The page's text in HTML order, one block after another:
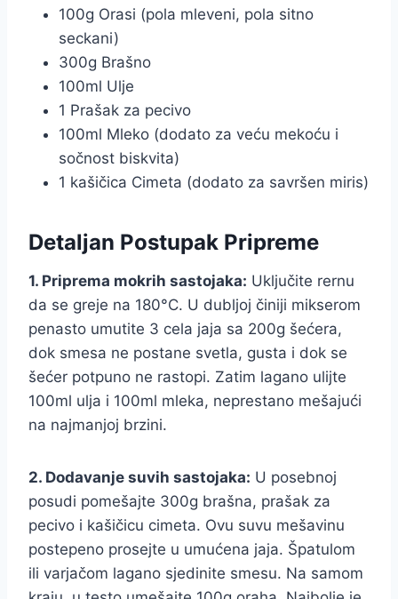
100g Orasi (pola mleveni, pola sitno
seckani)
300g Brašno
100ml Ulje
1 Prašak za pecivo
100ml Mleko (dodato za veću mekoću i
sočnost biskvita)
1 kašičica Cimeta (dodato za savršen miris)
Detaljan Postupak Pripreme
1. Priprema mokrih sastojaka: Uključite rernu
da se greje na 180°C. U dubljoj činiji mikserom
penasto umutite 3 cela jaja sa 200g šećera,
dok smesa ne postane svetla, gusta i dok se
šećer potpuno ne rastopi. Zatim lagano ulijte
100ml ulja i 100ml mleka, neprestano mešajući
na najmanjoj brzini.
2. Dodavanje suvih sastojaka: U posebnoj
posudi pomešajte 300g brašna, prašak za
pecivo i kašičicu cimeta. Ovu suvu mešavinu
postepeno prosejte u umućena jaja. Špatulom
ili varjačom lagano sjedinite smesu. Na samom